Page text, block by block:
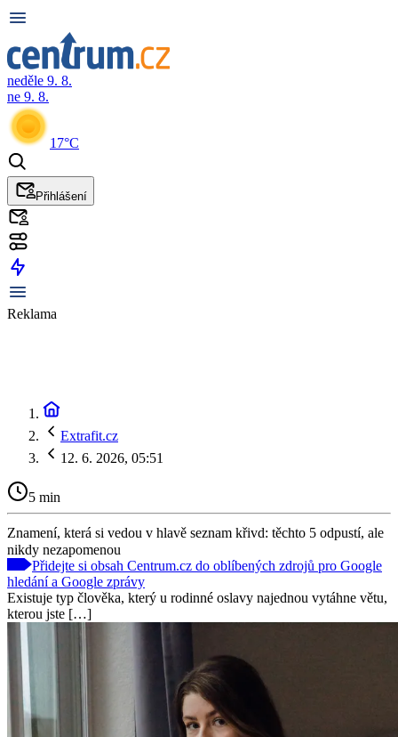
neděle 9. 8.
ne 9. 8.
17°C
Přihlášení
Reklama
Extrafit.cz
12. 6. 2026, 05:51
5 min
Znamení, která si vedou v hlavě seznam křivd: těchto 5 odpustí, ale
nikdy nezapomenou
Přidejte si obsah Centrum.cz do oblíbených zdrojů pro Google
hledání a Google zprávy
Existuje typ člověka, který u rodinné oslavy najednou vytáhne větu,
kterou jste […]